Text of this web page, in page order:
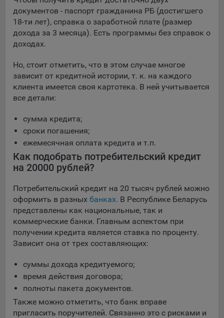
Сервис хранения информации, предоставляемый
компанией, согласно договора аренды ООО «Рэкун
технолоджи», 220069 г. Минск, пр-т Дзержинского, д.3Б,
пом.44.
Рекламные Cookie
Отключение рекламных cookie-файлы не позволит
принимать меры по совершенствованию работы
осуществлять подбор рекламы, иных рекламных
материалов по наиболее актуальному, подходящему
назначению для каждого конкретного пользователя.
Компании, которым мы поручаем обработку данных для
Яндекса рекламная сеть (Yandex Mobile Ads, ADFOX) -
сервис показа контекстной рекламы. Адрес: Yandex
Europe AG, Werftestrasse 4, CH-6005 Luzern, Switzerland.
предоставляемый компанией Google Ireland Ltd, Gordon
House Barrow Street Dublin 4, D04E5W5 Ireland.
Сохранить мои изменения
Сохранить по умолчанию
документов - паспорт гражданина РБ (достигшего
18-ти лет), справка о заработной плате (размер
дохода за 3 месяца). Есть программы без справок о
доходах.
Но, стоит отметить, что в этом случае многое
зависит от кредитной истории, т. к. на каждого
клиента имеется своя картотека. В ней учитывается
все детали:
сумма кредита;
сроки погашения;
ежемесячная оплата кредита и т.п.
Как подобрать потребительский кредит
на 20000 рублей?
Потребительский кредит на 20 тысяч рублей можно
оформить в разных банках. В Республике Беларусь
представлены как национальные, так и
коммерческие банки. Главным аспектом при
получении кредита является ставка по проценту.
Зависит она от трех составляющих:
суммы дохода кредитуемого;
время действия договора;
полноты пакета документов.
Также можно отметить, что банк вправе
пригласить поручителей. Связанно это с рисками и